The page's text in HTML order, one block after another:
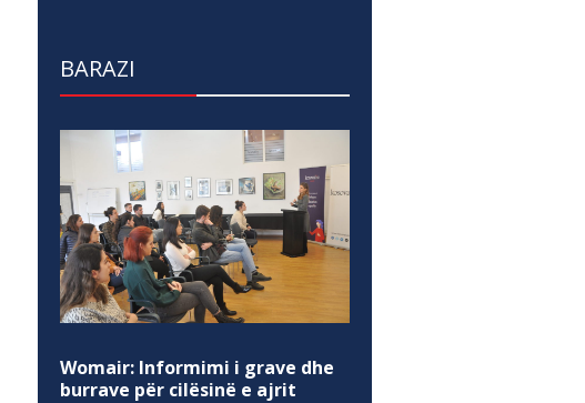
BARAZI
Womair: Informimi i grave dhe
burrave për cilësinë e ajrit